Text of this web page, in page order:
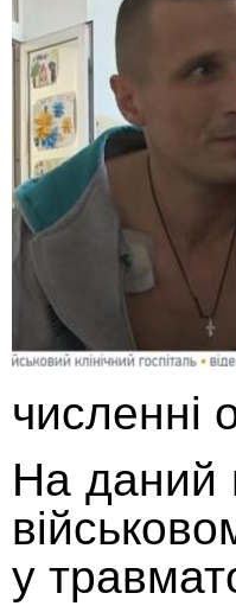
численні
На даний
у